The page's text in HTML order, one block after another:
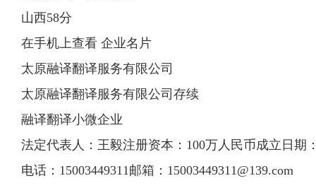
山西58分
在手机上查看 企业名片
太原融译翻译服务有限公司
太原融译翻译服务有限公司存续
融译翻译小微企业
法定代表人：王毅注册资本：100万人民币成立日期
电话：15003449311邮箱： 15003449311@139.com